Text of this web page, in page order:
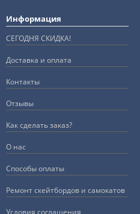
Информация
СЕГОДНЯ СКИДКА!
Доставка и оплата
Контакты
Отзывы
Как сделать заказ?
О нас
Способы оплаты
Ремонт скейтбордов и самокатов